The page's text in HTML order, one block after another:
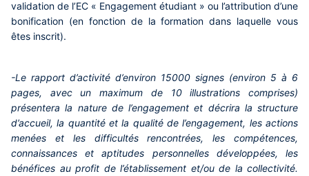
validation de l’EC « Engagement étudiant » ou l’attribution d’une
bonification (en fonction de la formation dans laquelle vous
êtes inscrit).
-Le rapport d’activité d’environ 15000 signes (environ 5 à 6
pages, avec un maximum de 10 illustrations comprises)
présentera la nature de l’engagement et décrira la structure
d’accueil, la quantité et la qualité de l’engagement, les actions
menées et les difficultés rencontrées, les compétences,
connaissances et aptitudes personnelles développées, les
bénéfices au profit de l’établissement et/ou de la collectivité.